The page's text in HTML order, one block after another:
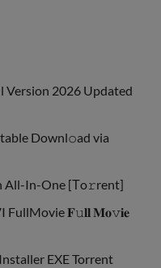
Version 2026 Updated
Downl𝚘ad via
All-In-One [Тo𝚛rent]
FullMovie 𝐅𝚞𝐥𝐥 𝐌𝐨𝚟𝐢𝐞
EXE Torrent